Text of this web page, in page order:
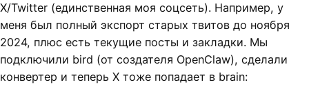
X/Twitter (единственная моя соцсеть). Например, у
меня был полный экспорт старых твитов до ноября
2024, плюс есть текущие посты и закладки. Мы
подключили bird (от создателя OpenClaw), сделали
конвертер и теперь X тоже попадает в brain: